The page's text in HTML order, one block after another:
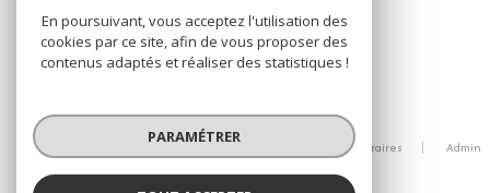
© 2026 | Tous droits réservés
Mentions légales Nos honoraires
Admin
En poursuivant, vous acceptez l'utilisation des
cookies par ce site, afin de vous proposer des
contenus adaptés et réaliser des statistiques !
PARAMÉTRER